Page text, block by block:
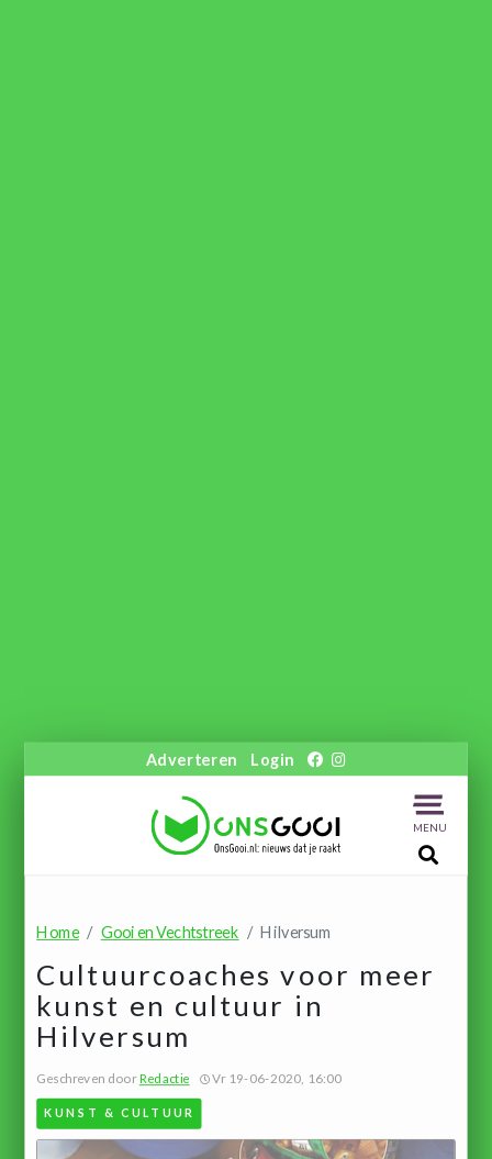
Adverteren Login
MENU
Home Gooi en Vechtstreek Hilversum
Cultuurcoaches voor meer
kunst en cultuur in
Hilversum
Geschreven doorRedactie Vr 19-06-2020, 16:00
KUNST & CULTUUR